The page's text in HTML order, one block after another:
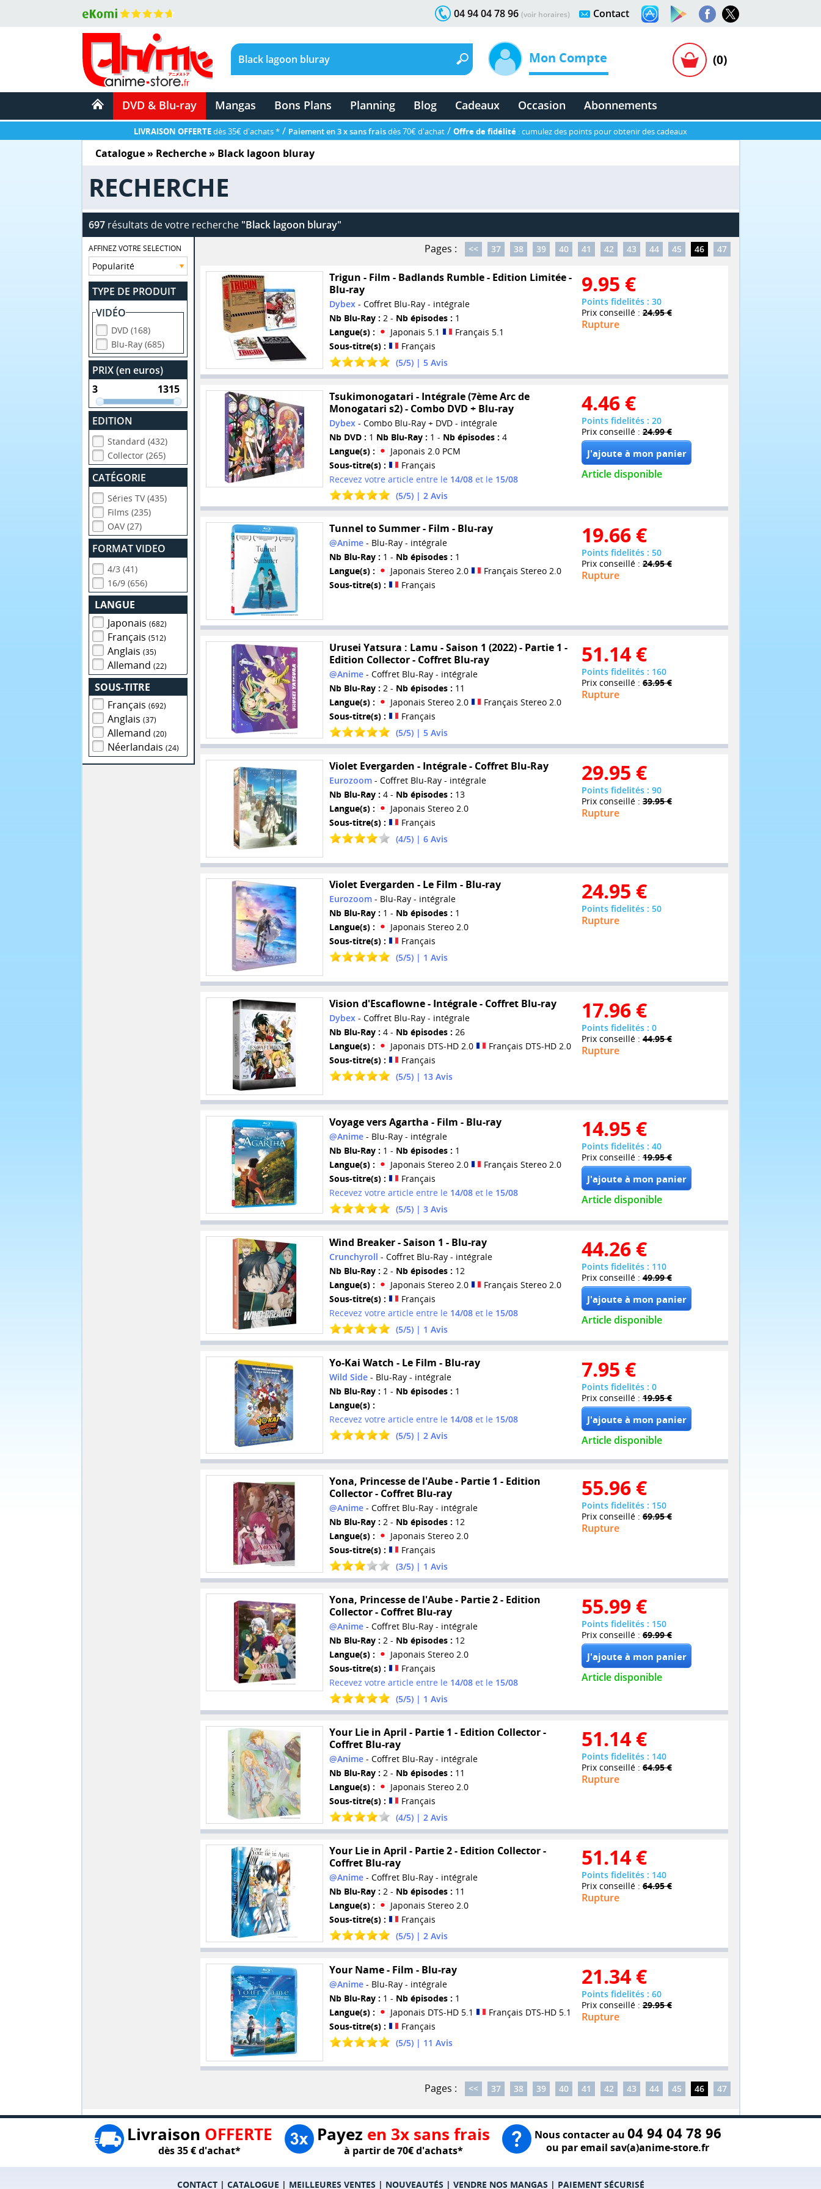
Contact
04 94 04 78 96 (voir horaires)
Mon Compte (0)
DVD & Blu-ray Mangas Bons Plans Planning Blog Cadeaux Occasion Abonnements
LIVRAISON OFFERTEdès 35€ d'achats * / Paiement en 3 x sans fraisdès 70€ d'achat / Offre de fidélité : cumulez des points pour obtenir des cadeaux
Catalogue» Recherche » Black lagoon bluray
RECHERCHE
697résultats de votre recherche "Black lagoon bluray"
AFFINEZ VOTRE SELECTION
TYPE DE PRODUIT
VIDÉO
DVD (168)
Blu-Ray (685)
PRIX (en euros)
EDITION
Standard (432)
Collector (265)
CATÉGORIE
Séries TV (435)
Films (235)
OAV (27)
FORMAT VIDEO
4/3 (41)
16/9 (656)
LANGUE
Japonais(682)
Français(512)
Anglais(35)
Allemand(22)
SOUS-TITRE
Français(692)
Anglais(37)
Allemand(20)
Néerlandais(24)
Pages : << 37 38 39 40 41 42 43 44 45 46 47
Trigun - Film - Badlands Rumble - Edition Limitée -
Blu-ray
Dybex- Coffret Blu-Ray - intégrale
Nb Blu-Ray : 2 - Nb épisodes : 1
Langue(s) :
Japonais 5.1
Français 5.1
Sous-titre(s) :
Français
(5/5) | 5Avis
9.95 €
Points fidelités : 30
Prix conseillé : 24.95 €
Rupture
Tsukimonogatari - Intégrale (7ème Arc de
Monogatari s2) - Combo DVD + Blu-ray
Dybex - Combo Blu-Ray + DVD - intégrale
Nb DVD : 1 Nb Blu-Ray : 1 - Nb épisodes : 4
Langue(s) :
Japonais 2.0 PCM
Sous-titre(s) :
Français
Recevez votre article entre le 14/08et le 15/08
(5/5) | 2Avis
4.46 €
Points fidelités : 20
Prix conseillé : 24.99 €
Article disponible
Tunnel to Summer - Film - Blu-ray
@Anime- Blu-Ray - intégrale
Nb Blu-Ray : 1 - Nb épisodes : 1
Langue(s) :
Japonais Stereo 2.0
Français Stereo 2.0
Sous-titre(s) :
Français
19.66 €
Points fidelités : 50
Prix conseillé : 24.95 €
Rupture
Urusei Yatsura : Lamu - Saison 1 (2022) - Partie 1 -
Edition Collector - Coffret Blu-ray
@Anime- Coffret Blu-Ray - intégrale
Nb Blu-Ray : 2 - Nb épisodes : 11
Langue(s) :
Japonais Stereo 2.0
Français Stereo 2.0
Sous-titre(s) :
Français
(5/5) | 5Avis
51.14 €
Points fidelités : 160
Prix conseillé : 63.95 €
Rupture
Violet Evergarden - Intégrale - Coffret Blu-Ray
Eurozoom- Coffret Blu-Ray - intégrale
Nb Blu-Ray : 4 - Nb épisodes : 13
Langue(s) :
Japonais Stereo 2.0
Sous-titre(s) :
Français
(4/5) | 6Avis
29.95 €
Points fidelités : 90
Prix conseillé : 39.95 €
Rupture
Violet Evergarden - Le Film - Blu-ray
Eurozoom- Blu-Ray - intégrale
Nb Blu-Ray : 1 - Nb épisodes : 1
Langue(s) :
Japonais Stereo 2.0
Sous-titre(s) :
Français
(5/5) | 1 Avis
24.95 €
Points fidelités : 50
Rupture
Vision d'Escaflowne - Intégrale - Coffret Blu-ray
Dybex- Coffret Blu-Ray - intégrale
Nb Blu-Ray : 4 - Nb épisodes : 26
Langue(s) :
Japonais DTS-HD 2.0
Français DTS-HD 2.0
Sous-titre(s) :
Français
(5/5) | 13Avis
17.96 €
Points fidelités : 0
Prix conseillé : 44.95 €
Rupture
Voyage vers Agartha - Film - Blu-ray
@Anime- Blu-Ray - intégrale
Nb Blu-Ray : 1 - Nb épisodes : 1
Langue(s) :
Japonais Stereo 2.0
Français Stereo 2.0
Sous-titre(s) :
Français
Recevez votre article entre le 14/08et le 15/08
(5/5) | 3Avis
14.95 €
Points fidelités : 40
Prix conseillé : 19.95 €
Article disponible
Wind Breaker - Saison 1 - Blu-ray
Crunchyroll - Coffret Blu-Ray - intégrale
Nb Blu-Ray : 2 - Nb épisodes : 12
Langue(s) :
Japonais Stereo 2.0
Français Stereo 2.0
Sous-titre(s) :
Français
Recevez votre article entre le 14/08et le 15/08
(5/5) | 1 Avis
44.26 €
Points fidelités : 110
Prix conseillé : 49.99 €
Article disponible
Yo-Kai Watch - Le Film - Blu-ray
Wild Side- Blu-Ray - intégrale
Nb Blu-Ray : 1 - Nb épisodes : 1
Langue(s) :
Recevez votre article entre le 14/08et le 15/08
(5/5) | 2Avis
7.95 €
Points fidelités : 0
Prix conseillé : 19.95 €
Article disponible
Yona, Princesse de l'Aube - Partie 1 - Edition
Collector - Coffret Blu-ray
@Anime- Coffret Blu-Ray - intégrale
Nb Blu-Ray : 2 - Nb épisodes : 12
Langue(s) :
Japonais Stereo 2.0
Sous-titre(s) :
Français
(3/5) | 1 Avis
55.96 €
Points fidelités : 150
Prix conseillé : 69.95 €
Rupture
Yona, Princesse de l'Aube - Partie 2 - Edition
Collector - Coffret Blu-ray
@Anime- Coffret Blu-Ray - intégrale
Nb Blu-Ray : 2 - Nb épisodes : 12
Langue(s) :
Japonais Stereo 2.0
Sous-titre(s) :
Français
Recevez votre article entre le 14/08et le 15/08
(5/5) | 1 Avis
55.99 €
Points fidelités : 150
Prix conseillé : 69.99 €
Article disponible
Your Lie in April - Partie 1 - Edition Collector -
Coffret Blu-ray
@Anime- Coffret Blu-Ray - intégrale
Nb Blu-Ray : 2 - Nb épisodes : 11
Langue(s) :
Japonais Stereo 2.0
Sous-titre(s) :
Français
(4/5) | 2Avis
51.14 €
Points fidelités : 140
Prix conseillé : 64.95 €
Rupture
Your Lie in April - Partie 2 - Edition Collector -
Coffret Blu-ray
@Anime- Coffret Blu-Ray - intégrale
Nb Blu-Ray : 2 - Nb épisodes : 11
Langue(s) :
Japonais Stereo 2.0
Sous-titre(s) :
Français
(5/5) | 2Avis
51.14 €
Points fidelités : 140
Prix conseillé : 64.95 €
Rupture
Your Name - Film - Blu-ray
@Anime- Blu-Ray - intégrale
Nb Blu-Ray : 1 - Nb épisodes : 1
Langue(s) :
Japonais DTS-HD 5.1
Français DTS-HD 5.1
Sous-titre(s) :
Français
(5/5) | 11 Avis
21.34 €
Points fidelités : 60
Prix conseillé : 29.95 €
Rupture
Pages : << 37 38 39 40 41 42 43 44 45 46 47
Livraison OFFERTE
dès 35 € d'achat*
Payez en 3x sans frais
à partir de 70€ d'achats*
Nous contacter au 04 94 04 78 96
ou par email sav(a)anime-store.fr
CONTACT| CATALOGUE | MEILLEURES VENTES | NOUVEAUTÉS | VENDRE NOS MANGAS | PAIEMENT SÉCURISÉ